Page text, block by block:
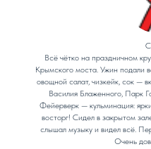
Всё чётко на праздничном
Крымского моста. Ужин подали
овощной салат, чизкейк, сок —
Василия Блаженного, Парк
Фейерверк — кульминация:
восторг! Сидел в закрытом
слышал музыку и видел всё.
Очень